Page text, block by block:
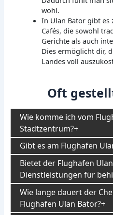
wohl.
In Ulan Bator gibt es
Cafés, die sowohl
Gerichte als auch
Dies ermöglicht dir,
Landes voll
Oft
Wie komme ich vom
Stadtzentrum?
Gibt es am Flughafen
Bietet der Flughafen
Dienstleistungen für
Wie lange dauert der
Flughafen Ulan Bator?